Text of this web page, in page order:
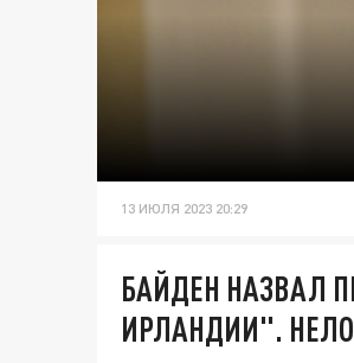
13 ИЮЛЯ 2023 20:29
БАЙДЕН НАЗВАЛ
ИРЛАНДИИ".